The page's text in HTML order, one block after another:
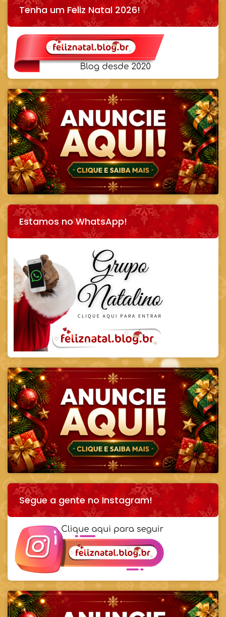
Tenha um Feliz Natal 2026!
Estamos no WhatsApp!
Segue a gente no Instagram!